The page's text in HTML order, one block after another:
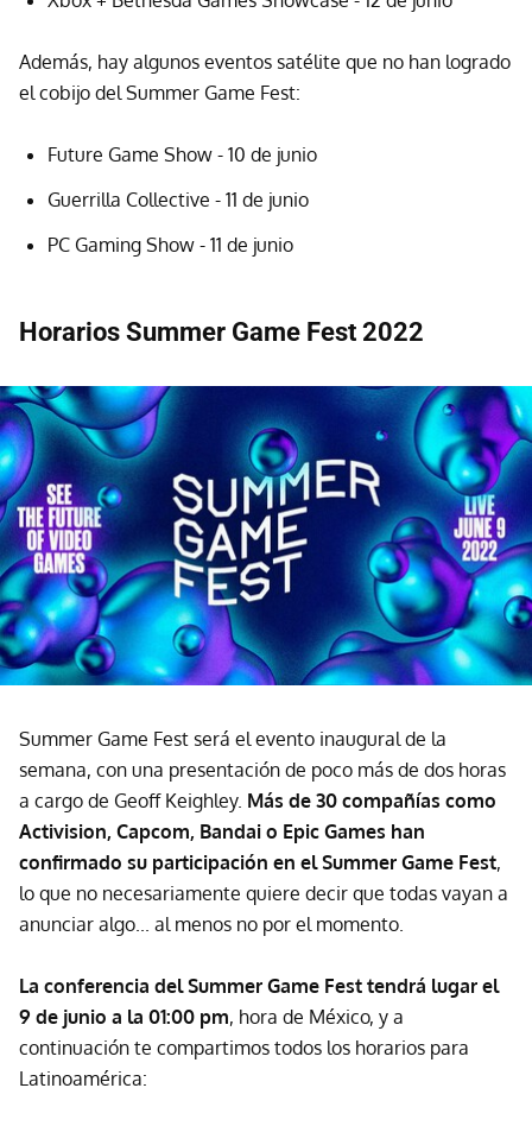
Además, hay algunos eventos satélite que no han logrado
el cobijo del Summer Game Fest:
Future Game Show - 10 de junio
Guerrilla Collective - 11 de junio
PC Gaming Show - 11 de junio
Horarios Summer Game Fest 2022
Summer Game Fest será el evento inaugural de la
semana, con una presentación de poco más de dos horas
a cargo de Geoff Keighley. Más de 30 compañías como
Activision, Capcom, Bandai o Epic Games han
confirmado su participación en el Summer Game Fest,
lo que no necesariamente quiere decir que todas vayan a
anunciar algo... al menos no por el momento.
La conferencia del Summer Game Fest tendrá lugar el
9 de junio a la 01:00 pm, hora de México, y a
continuación te compartimos todos los horarios para
Latinoamérica: